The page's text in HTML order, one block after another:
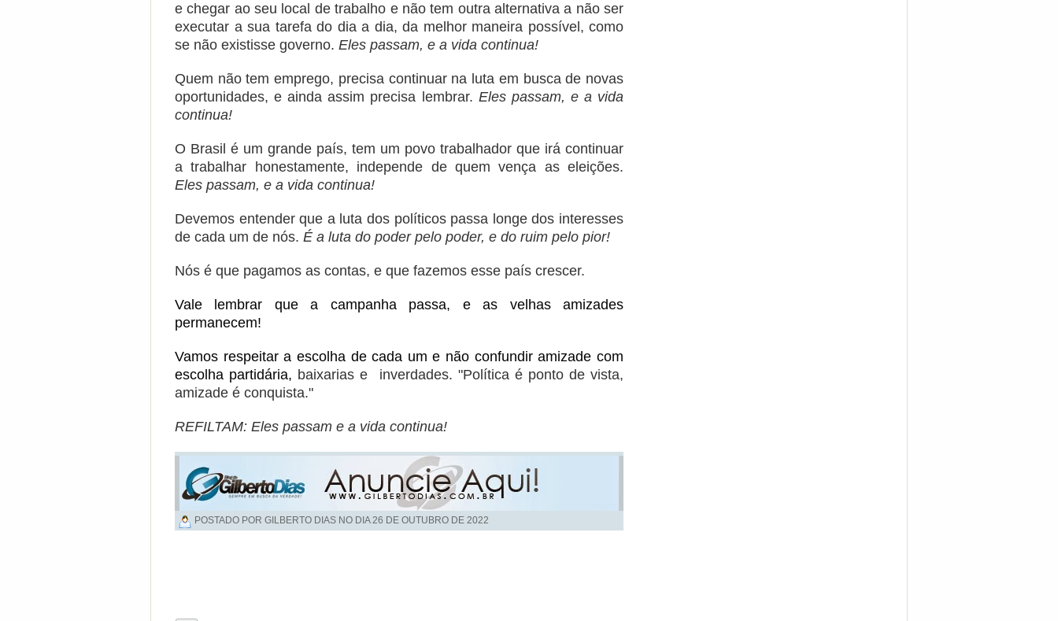
e chegar ao seu local de trabalho e não tem outra alternativa a não ser
executar a sua tarefa do dia a dia, da melhor maneira possível, como
se não existisse governo. Eles passam, e a vida continua!
Quem não tem emprego, precisa continuar na luta em busca de novas
oportunidades, e ainda assim precisa lembrar. Eles passam, e a vida
continua!
O Brasil é um grande país, tem um povo trabalhador que irá continuar
a trabalhar honestamente, independe de quem vença as eleições.
Eles passam, e a vida continua!
Devemos entender que a luta dos políticos passa longe dos interesses
de cada um de nós. É a luta do poder pelo poder, e do ruim pelo pior!
Nós é que pagamos as contas, e que fazemos esse país crescer.
Vale lembrar que a campanha passa, e as velhas amizades
permanecem!
Vamos respeitar a escolha de cada um e não confundir amizade com
escolha partidária, baixarias e inverdades. "Política é ponto de vista,
amizade é conquista."
REFILTAM: Eles passam e a vida continua!
POSTADO POR GILBERTO DIAS NO DIA26 DE OUTUBRO DE 2022